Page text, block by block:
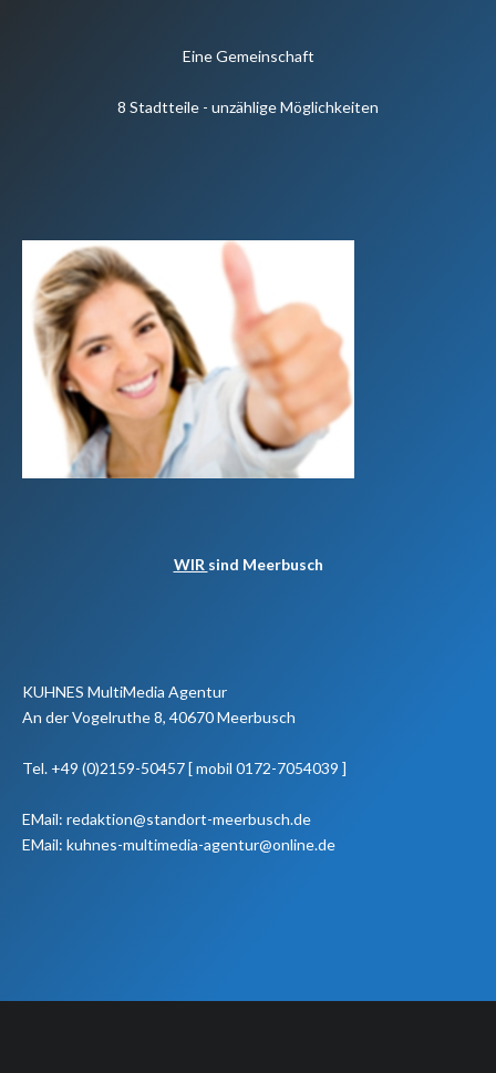
Eine Gemeinschaft
8 Stadtteile - unzählige Möglichkeiten
WIR sind Meerbusch
KUHNES MultiMedia Agentur
An der Vogelruthe 8, 40670 Meerbusch
Tel. +49 (0)2159-50457 [ mobil 0172-7054039 ]
EMail: redaktion@standort-meerbusch.de
EMail: kuhnes-multimedia-agentur@online.de